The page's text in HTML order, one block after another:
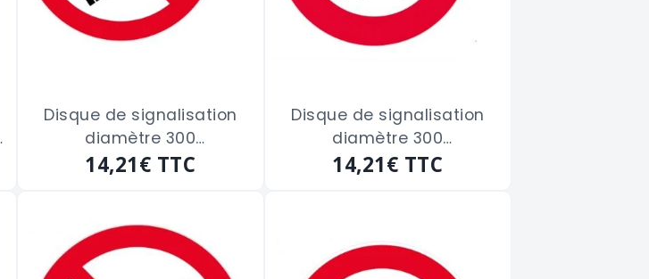
Disque de signalisation
diamètre 300
"INTERDICTION DE FUMER"
14,21€ TTC
Disque de signalisation
diamètre 300
"INTERDICTION DE PASSER
14,21€ TTC